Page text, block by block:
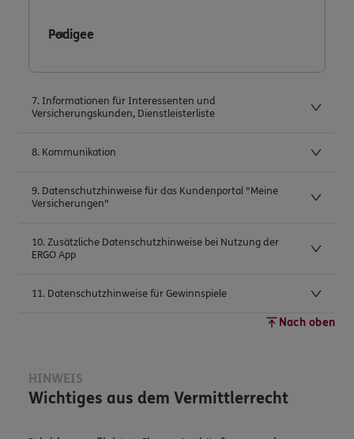
Podigee
7. Informationen für Interessenten und
Versicherungskunden, Dienstleisterliste
8. Kommunikation
9. Datenschutzhinweise für das Kundenportal "Meine
Versicherungen"
10. Zusätzliche Datenschutzhinweise bei Nutzung der
ERGO App
11. Datenschutzhinweise für Gewinnspiele
Nach oben
HINWEIS
Wichtiges aus dem Vermittlerrecht